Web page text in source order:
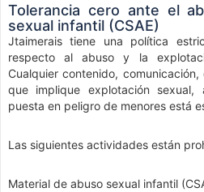
Tolerancia cero ante el
sexual infantil (CSAE)
Jtaimerais tiene una política
respecto al abuso y la
Cualquier contenido,
que implique explotación
puesta en peligro de menores está
Las siguientes actividades están
Material de abuso sexual infantil